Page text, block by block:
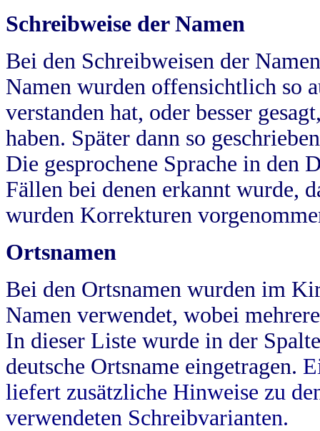
Schreibweise der Namen
Bei den Schreibweisen der
Namen wurden offensichtlich so
verstanden hat, oder besser
haben. Später dann so
Die gesprochene Sprache in
Fällen bei denen erkannt wurde,
wurden Korrekturen
Ortsnamen
Bei den Ortsnamen wurden im
Namen verwendet, wobei
In dieser Liste wurde in der
deutsche Ortsname eingetragen.
liefert zusätzliche Hinweise zu
verwendeten Schreibvarianten.